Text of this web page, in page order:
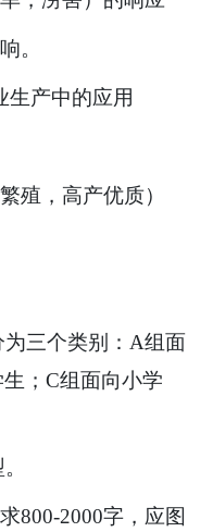
。
生产中的应用
殖，高产优质）
三个类别：A组面
；C组面向小学
800-2000字，应图